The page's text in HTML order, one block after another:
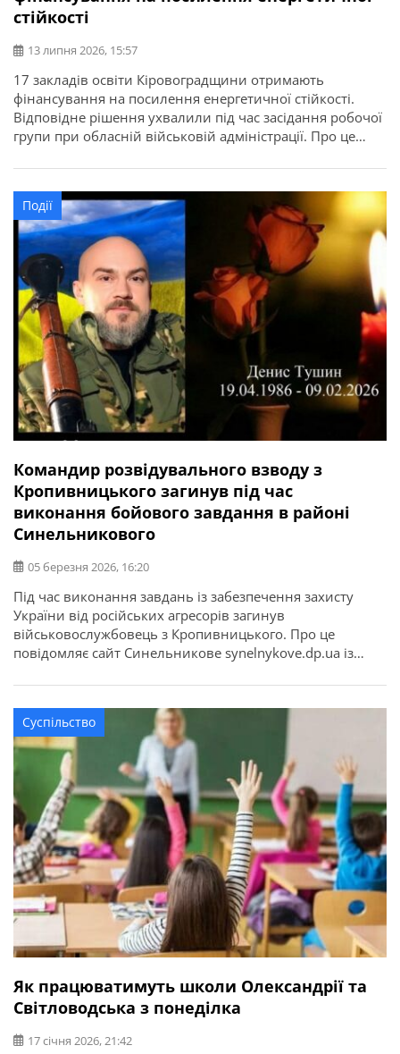
стійкості
13 липня 2026, 15:57
17 закладів освіти Кіровоградщини отримають
фінансування на посилення енергетичної стійкості.
Відповідне рішення ухвалили під час засідання робочої
групи при обласній військовій адміністрації. Про це
передбачено 22,7 мільйона гривень освітньої субвенції
з державного бюджету. Кошти спрямують на заходи, які
допоможуть закладам освіти стабільно працювати в
осінньо-зимовий період. Під час відбору враховували
Події
Командир розвідувального взводу з
Кропивницького загинув під час
виконання бойового завдання в районі
Синельникового
05 березня 2026, 16:20
Під час виконання завдань із забезпечення захисту
України від російських агресорів загинув
військовослужбовець з Кропивницького. Про це
повідомляє сайт Синельникове synelnykove.dp.ua із
сержант Денис Тушин, 1986 року народження,
командир розвідувального взводу загинув 09 лютого
2026 року під час виконання бойового завдання в
районі населеного пункту Синельникове,
Дніпропетровської області.
Суспільство
Як працюватимуть школи Олександрії та
Світловодська з понеділка
17 січня 2026, 21:42